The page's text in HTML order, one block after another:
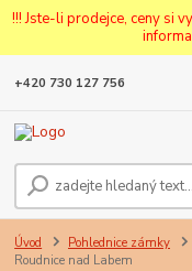
!!! Jste-li prodejce, ceny si
+420 730 127 756
Úvod Pohlednice zámky
Roudnice nad Labem